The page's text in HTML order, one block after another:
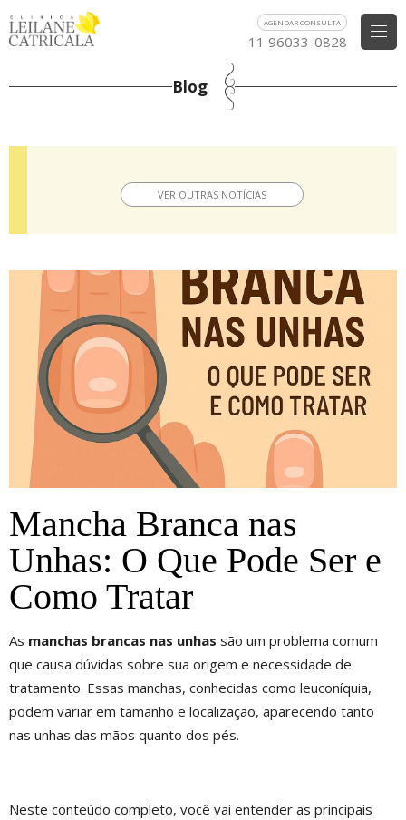
AGENDAR CONSULTA
11 96033-0828
Blog
VER OUTRAS NOTÍCIAS
Mancha Branca nas
Unhas: O Que Pode Ser e
Como Tratar
As manchas brancas nas unhas são um problema comum
que causa dúvidas sobre sua origem e necessidade de
tratamento. Essas manchas, conhecidas como leuconíquia,
podem variar em tamanho e localização, aparecendo tanto
nas unhas das mãos quanto dos pés.
Neste conteúdo completo, você vai entender as principais